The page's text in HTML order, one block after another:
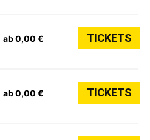
ab 0,00 € TICKETS
ab 0,00 € TICKETS